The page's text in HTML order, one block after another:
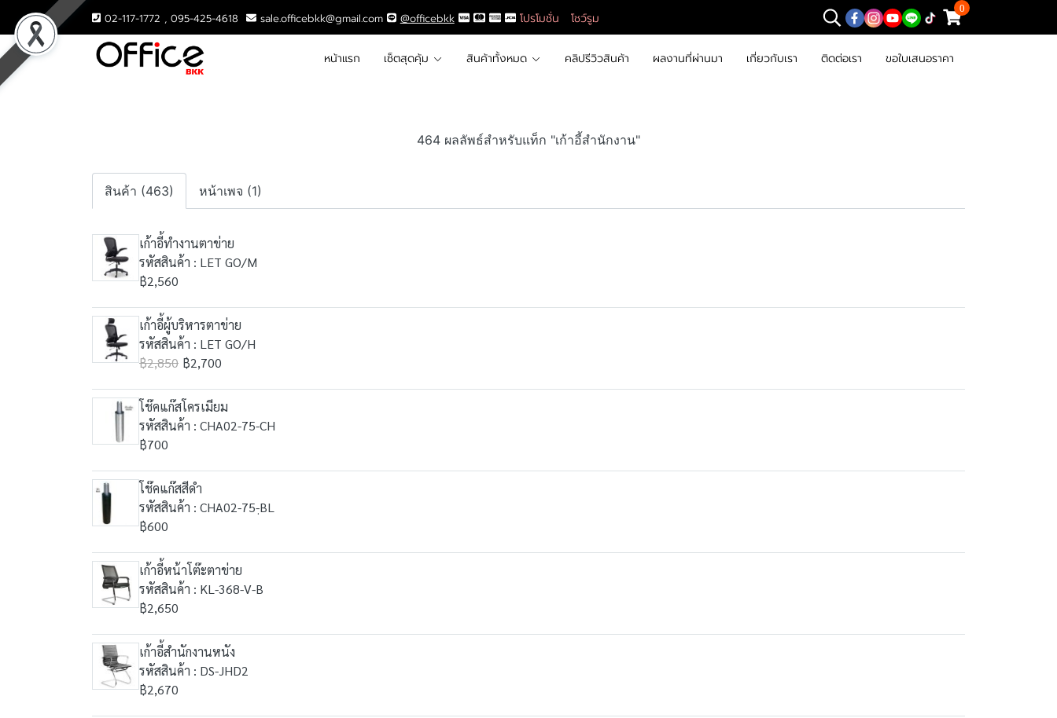
02-117-1772 , 095-425-4618 sale.officebkk@gmail.com @officebkk โปรโมชั่น โชว์รูม
0
หน้าแรก เซ็ตสุดคุ้ม สินค้าทั้งหมด คลิปรีวิวสินค้า ผลงานที่ผ่านมา เกี่ยวกับเรา ติดต่อเรา ขอใบเสนอราคา
464 ผลลัพธ์สำหรับแท็ก "เก้าอี้สำนักงาน"
สินค้า (463) หน้าเพจ (1)
เก้าอี้ทำงานตาข่าย
รหัสสินค้า : LET GO/M
฿2,560
เก้าอี้ผู้บริหารตาข่าย
รหัสสินค้า : LET GO/H
฿2,850 ฿2,700
โช๊คแก๊สโครเมียม
รหัสสินค้า : CHA02-75-CH
฿700
โช๊คแก๊สสีดำ
รหัสสินค้า : CHA02-75-ฺBL
฿600
เก้าอี้หน้าโต๊ะตาข่าย
รหัสสินค้า : KL-368-V-B
฿2,650
เก้าอี้สำนักงานหนัง
รหัสสินค้า : DS-JHD2
฿2,670